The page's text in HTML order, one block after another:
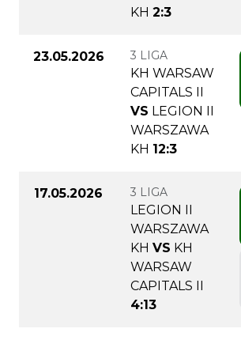
KH 2:3
23.05.2026 3 LIGA
KH WARSAW
CAPITALS II
VS LEGION II
WARSZAWA
KH 12:3
17.05.2026 3 LIGA
LEGION II
WARSZAWA
KH VS KH
WARSAW
CAPITALS II
4:13